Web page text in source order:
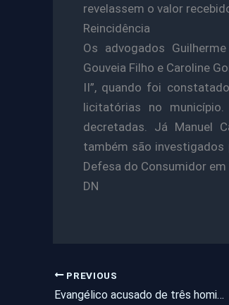
revelassem o valor
Reincidência
Os advogados
Gouveia Filho e Caroline
II”, quando foi
licitatórias no
decretadas. Já Manuel
também são investigados
Defesa do Consumidor em
DN
PREVIOUS
Evangélico acusado de três homicídios é assassinado no Serviluz